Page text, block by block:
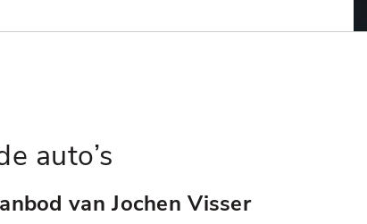
auto’s
van Jochen Visser